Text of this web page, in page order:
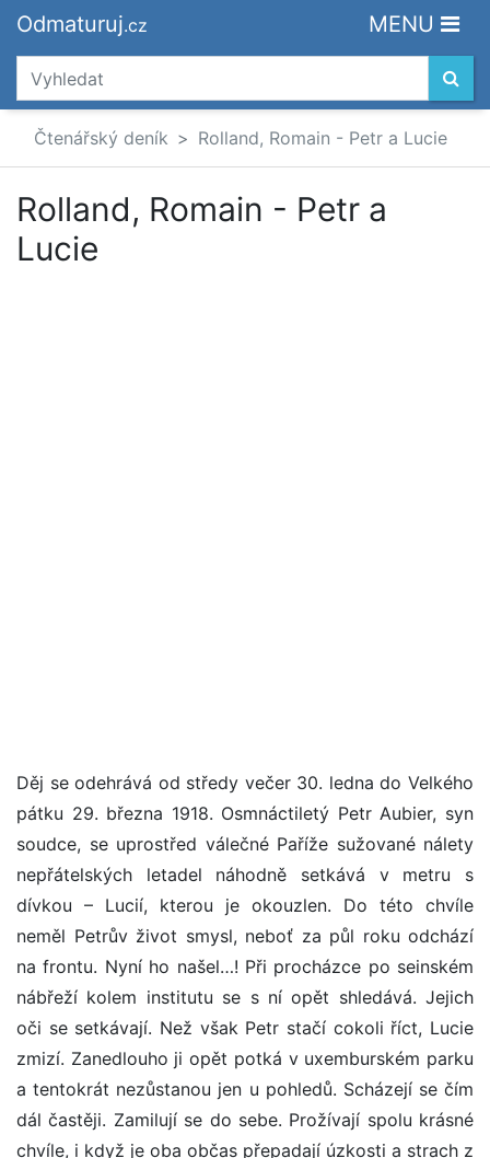
Odmaturuj.cz MENU
Čtenářský deník Rolland, Romain - Petr a Lucie
Rolland, Romain - Petr a
Lucie
Děj se odehrává od středy večer 30. ledna do Velkého
pátku 29. března 1918. Osmnáctiletý Petr Aubier, syn
soudce, se uprostřed válečné Paříže sužované nálety
nepřátelských letadel náhodně setkává v metru s
dívkou – Lucií, kterou je okouzlen. Do této chvíle
neměl Petrův život smysl, neboť za půl roku odchází
na frontu. Nyní ho našel…! Při procházce po seinském
nábřeží kolem institutu se s ní opět shledává. Jejich
oči se setkávají. Než však Petr stačí cokoli říct, Lucie
zmizí. Zanedlouho ji opět potká v uxemburském parku
a tentokrát nezůstanou jen u pohledů. Scházejí se čím
dál častěji. Zamilují se do sebe. Prožívají spolu krásné
chvíle, i když je oba občas přepadají úzkosti a strach z